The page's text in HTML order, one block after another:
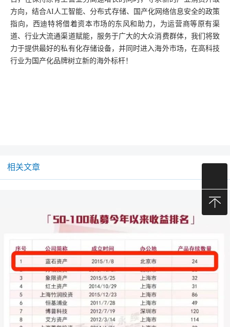
方向，结合AI人工智能、分布式存储、国产化网络信息安全的政策
指向，西迪特将借着资本市场的东风和助力，为运营商等原有渠
道、行业大流通渠道赋能，服务于广大的大众消费群体，我们将致
力于提供最好的私有化存储设备，并同时进入海外市场，在高科技
行业为国产化品牌树立新的海外标杆！
相关文章